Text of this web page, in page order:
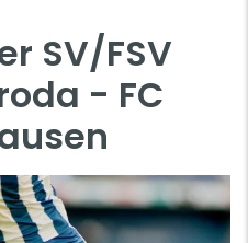
SV/FSV
- FC